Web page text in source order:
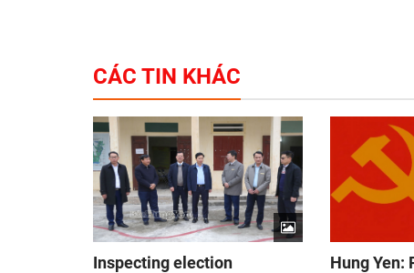
CÁC TIN KHÁC
Inspecting election
Hung Yen: